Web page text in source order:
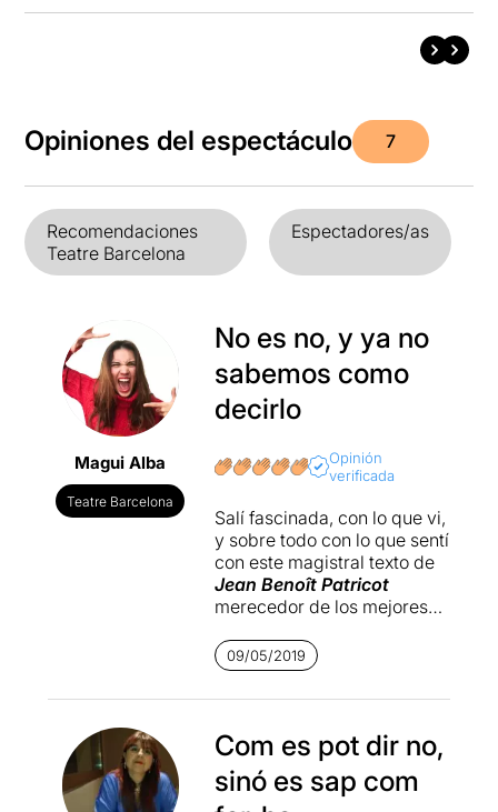
Opiniones del espectáculo 7
Recomendaciones
Teatre Barcelona
Espectadores/as
Magui Alba
Teatre Barcelona
No es no, y ya no
sabemos como
decirlo
Opinión
verificada
Salí fascinada, con lo que vi,
y sobre todo con lo que sentí
con este magistral texto de
Jean Benoît Patricot
merecedor de los mejores
El teatro de sala pequeña
siempre promete, permite
especial con el público,
pero, si además trata un
tema que, por suerte, ya
acostumbramos a ver a
09/05/2019
Com es pot dir no,
sinó es sap com